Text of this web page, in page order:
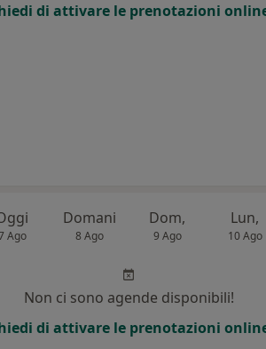
di attivare le prenotazioni
Ago
Domani
8 Ago
Dom,
9 Ago
Lun,
10 Ago
Non ci sono agende disponibili!
di attivare le prenotazioni